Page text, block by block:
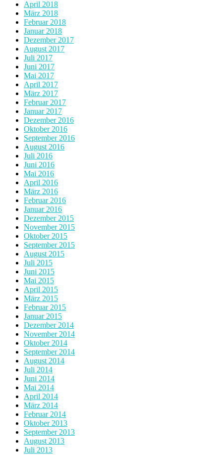
April 2018
März 2018
Februar 2018
Januar 2018
Dezember 2017
August 2017
Juli 2017
Juni 2017
Mai 2017
April 2017
März 2017
Februar 2017
Januar 2017
Dezember 2016
Oktober 2016
September 2016
August 2016
Juli 2016
Juni 2016
Mai 2016
April 2016
März 2016
Februar 2016
Januar 2016
Dezember 2015
November 2015
Oktober 2015
September 2015
August 2015
Juli 2015
Juni 2015
Mai 2015
April 2015
März 2015
Februar 2015
Januar 2015
Dezember 2014
November 2014
Oktober 2014
September 2014
August 2014
Juli 2014
Juni 2014
Mai 2014
April 2014
März 2014
Februar 2014
Oktober 2013
September 2013
August 2013
Juli 2013